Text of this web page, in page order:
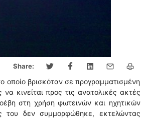
Share:
βρισκόταν σε προγραμματισμένη
κινείται προς τις ανατολικές ακτές
στη χρήση φωτεινών και ηχητικών
του δεν συμμορφώθηκε, εκτελώντας